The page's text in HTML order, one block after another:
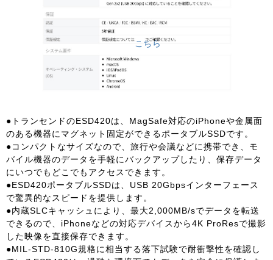
こちら
●トランセンドのESD420は、MagSafe対応のiPhoneや金属面
のある機器にマグネット固定ができるポータブルSSDです。
●コンパクトなサイズなので、旅行や会議などに携帯でき、モ
バイル機器のデータを手軽にバックアップしたり、保存データ
にいつでもどこでもアクセスできます。
●ESD420ポータブルSSDは、USB 20Gbpsインターフェース
で驚異的なスピードを提供します。
●内蔵SLCキャッシュにより、最大2,000MB/sでデータを転送
できるので、iPhoneなどの対応デバイスから4K ProResで撮影
した映像を直接保存できます。
●MIL-STD-810G規格に相当する落下試験で耐衝撃性を確認し